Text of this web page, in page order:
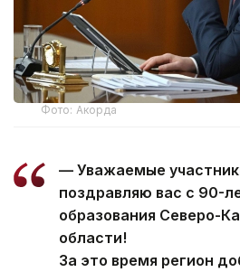
Фото: Акорда
— Уважаемые
поздравляю вас с 90-
образования Северо-
области!
За это время регион